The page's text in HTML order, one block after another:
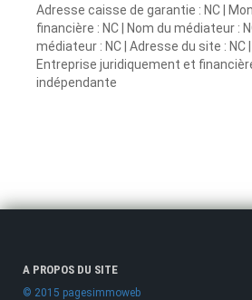
Adresse caisse de garantie : NC |
financière : NC | Nom du médiateur :
médiateur : NC | Adresse du site : NC |
Entreprise juridiquement et
indépendante
A PROPOS DU SITE
© 2015 pagesimmoweb